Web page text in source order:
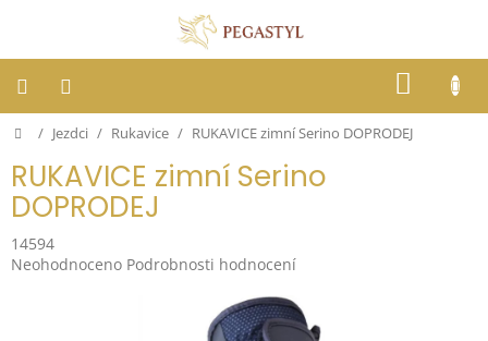
KOŠÍK
Dostihy
Jezdci
Koně
Domů
/ Jezdci / Rukavice / RUKAVICE zimní Serino DOPRODEJ
RUKAVICE zimní Serino
DOPRODEJ
14594
Průměrné
Neohodnoceno Podrobnosti hodnocení